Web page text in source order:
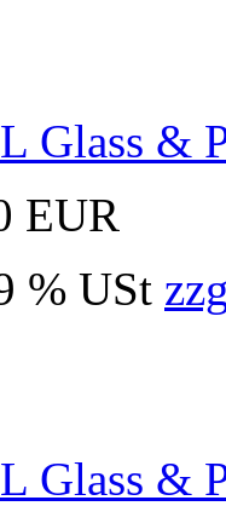
Glass &
EUR
% USt
Glass &